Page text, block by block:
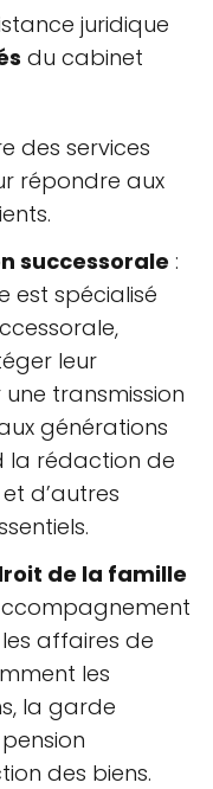
juridique
du cabinet
des services
répondre aux
successorale :
est spécialisé
leur
transmission
générations
la rédaction de
d’autres
de la famille
affaires de
les
la garde
des biens.